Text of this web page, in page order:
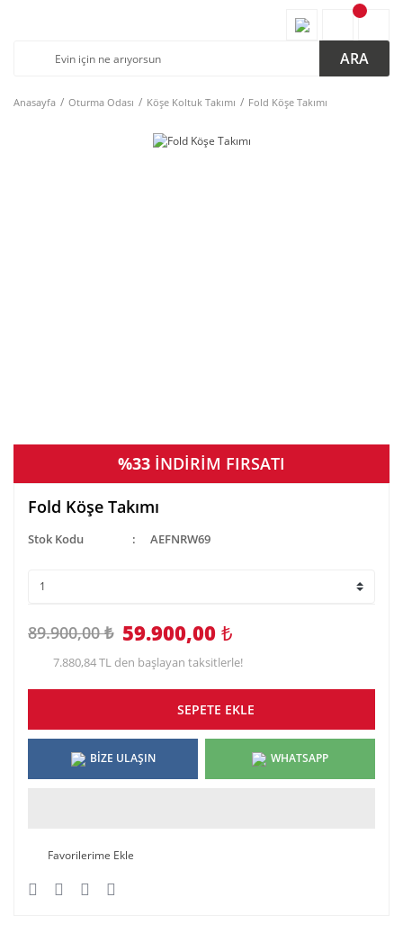
ARA
Anasayfa Oturma Odası Köşe Koltuk Takımı Fold Köşe Takımı
%33 İNDİRİM FIRSATI
Fold Köşe Takımı
Stok Kodu AEFNRW69
89.900,00 ₺ 59.900,00 ₺
7.880,84 TL den başlayan taksitlerle!
SEPETE EKLE
BİZE ULAŞIN WHATSAPP